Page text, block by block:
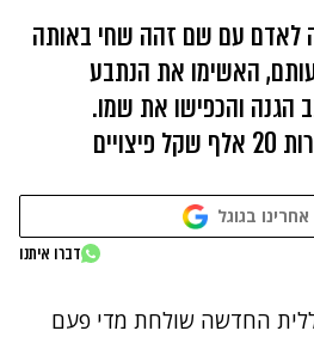
עם שם זהה שחי באותה
האשימו את הנתבע
והכפישו את שמו.
בגוגל
דברו איתנו
החדשה שולחת מדי פעם